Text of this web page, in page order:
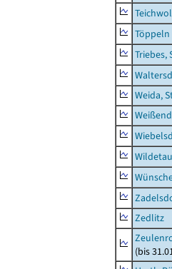
Töppeln
Triebes,
Weida,
Zedlitz
(bis